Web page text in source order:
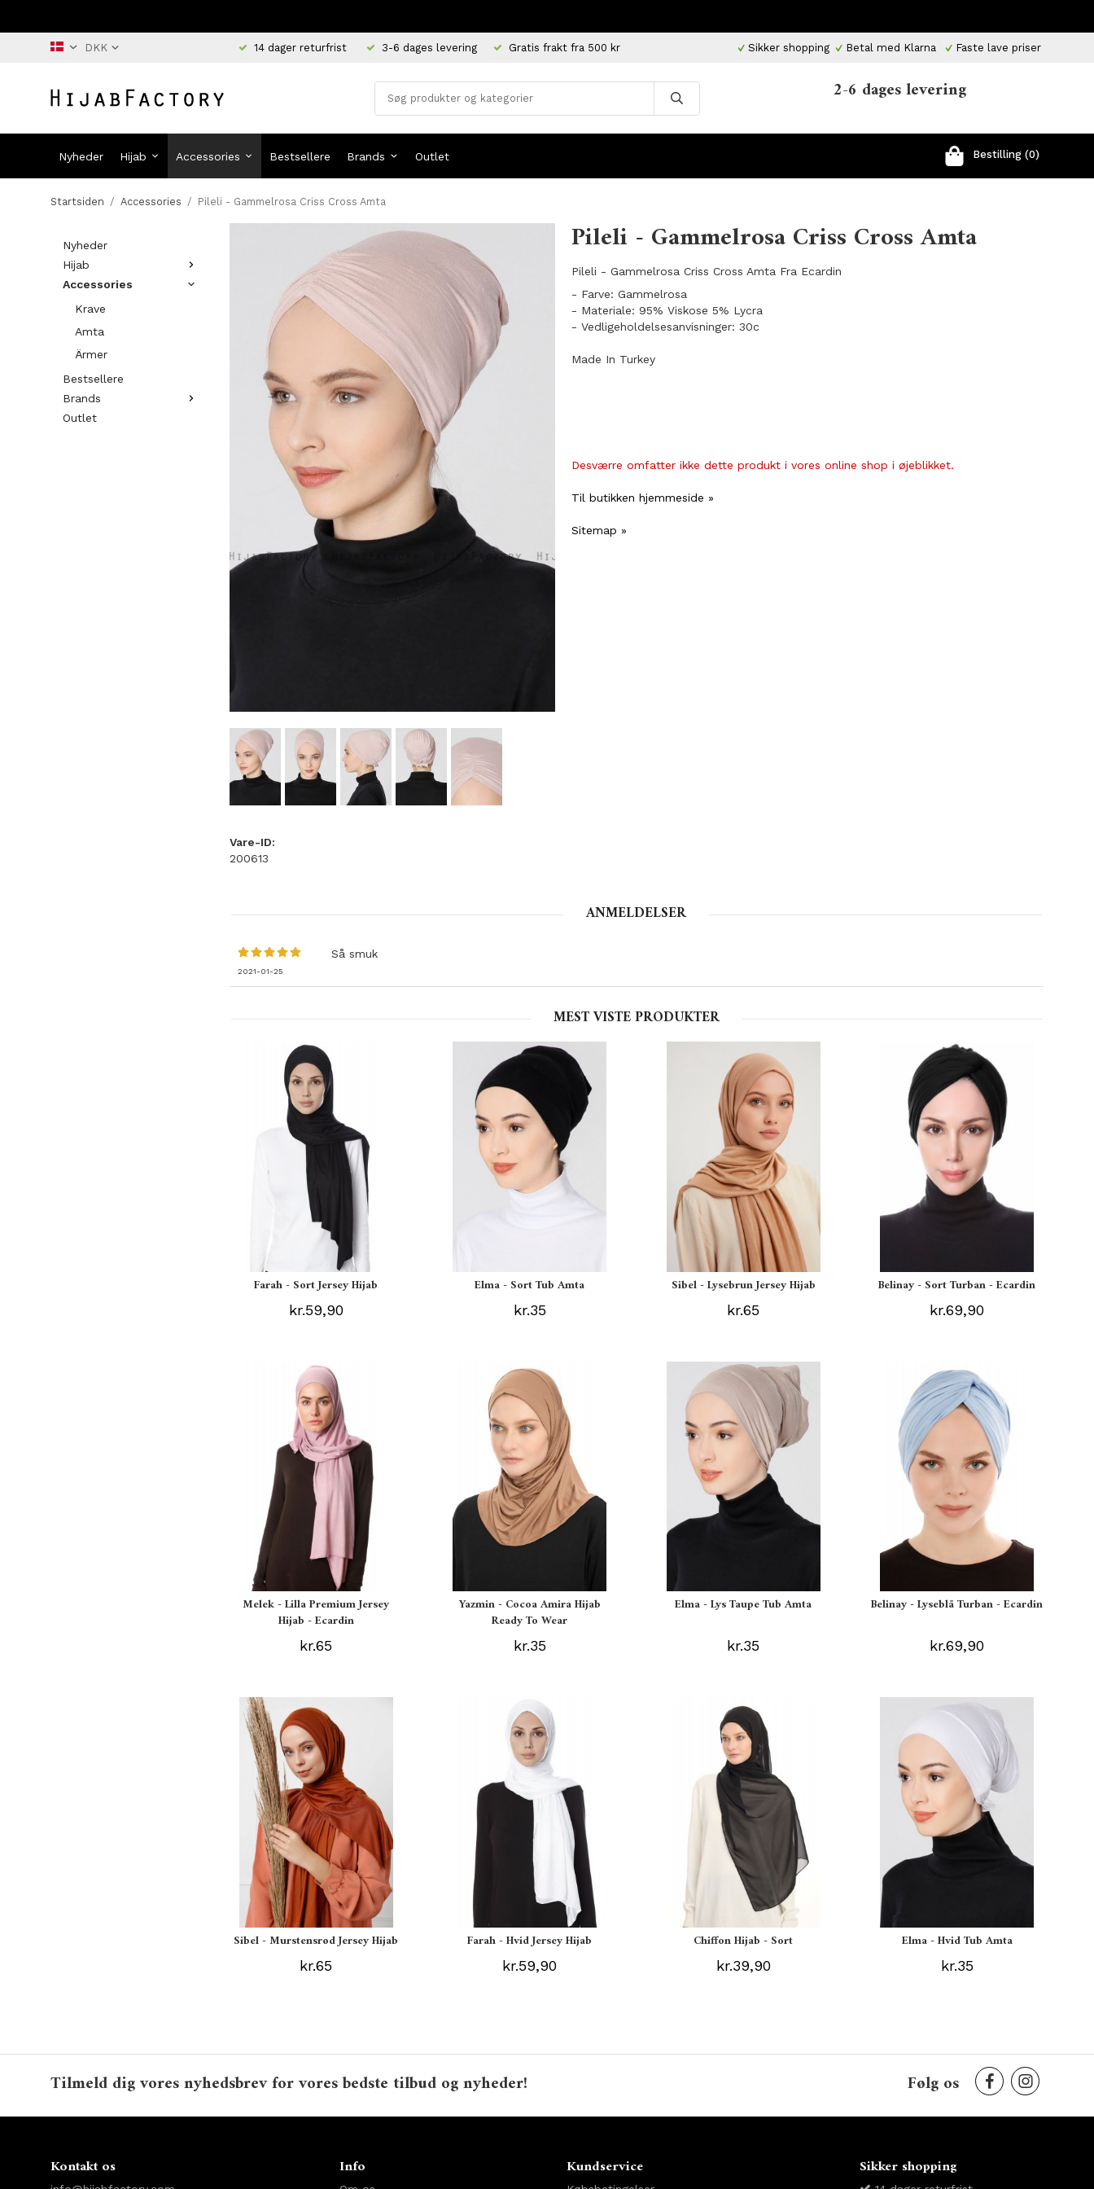
14 dager returfrist 3-6 dages levering Gratis frakt fra 500 kr Sikker shopping Betal med Klarna Faste lave priser
2-6 dages levering
Nyheder Hijab Accessories Bestsellere Brands Outlet Bestilling (0)
Startsiden / Accessories / Pileli - Gammelrosa Criss Cross Amta
Nyheder
Hijab
Accessories
Krave
Amta
Ärmer
Bestsellere
Brands
Outlet
Pileli - Gammelrosa Criss Cross Amta
Pileli - Gammelrosa Criss Cross Amta Fra Ecardin
- Farve: Gammelrosa
- Materiale: 95% Viskose 5% Lycra
- Vedligeholdelsesanvisninger: 30c
Made In Turkey
Desværre omfatter ikke dette produkt i vores online shop i øjeblikket.
Til butikken hjemmeside »
Sitemap »
Vare-ID:
200613
ANMELDELSER
2021-01-25
Så smuk
MEST VISTE PRODUKTER
Farah - Sort Jersey Hijab
kr.59,90
Elma - Sort Tub Amta
kr.35
Sibel - Lysebrun Jersey Hijab
kr.65
Belinay - Sort Turban - Ecardin
kr.69,90
Melek - Lilla Premium Jersey
Hijab - Ecardin
kr.65
Yazmin - Cocoa Amira Hijab
Ready To Wear
kr.35
Elma - Lys Taupe Tub Amta
kr.35
Belinay - Lyseblå Turban - Ecardin
kr.69,90
Sibel - Murstensrød Jersey Hijab
kr.65
Farah - Hvid Jersey Hijab
kr.59,90
Chiffon Hijab - Sort
kr.39,90
Elma - Hvid Tub Amta
kr.35
Tilmeld dig vores nyhedsbrev for vores bedste tilbud og nyheder! Følg os
Kontakt os Info Kundservice Sikker shopping